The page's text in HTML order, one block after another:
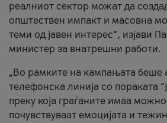
реалниот сектор можат да
општествен импакт и масовна
теми од јавен интерес“, изјави
министер за внатрешни работи.
„Во рамките на кампањата беше
телефонска линија со пораката
преку која граѓаните имаа
почувствуваат емоцијата и